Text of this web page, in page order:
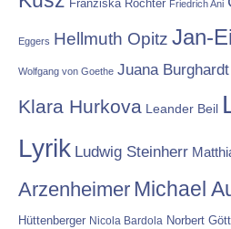
Franziska Röchter Friedrich Ani
Eggers Hellmuth Opitz Jan-
Wolfgang von Goethe Juana Burghardt
Klara Hurkova Leander Beil
Lyrik Ludwig Steinherr
Arzenheimer Michael
Hüttenberger Nicola Bardola Norbert